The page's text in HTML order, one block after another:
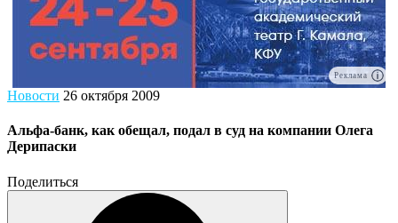
Реклама
Новости 26 октября 2009
Альфа-банк, как обещал, подал в суд на компании Олега
Дерипаски
Поделиться